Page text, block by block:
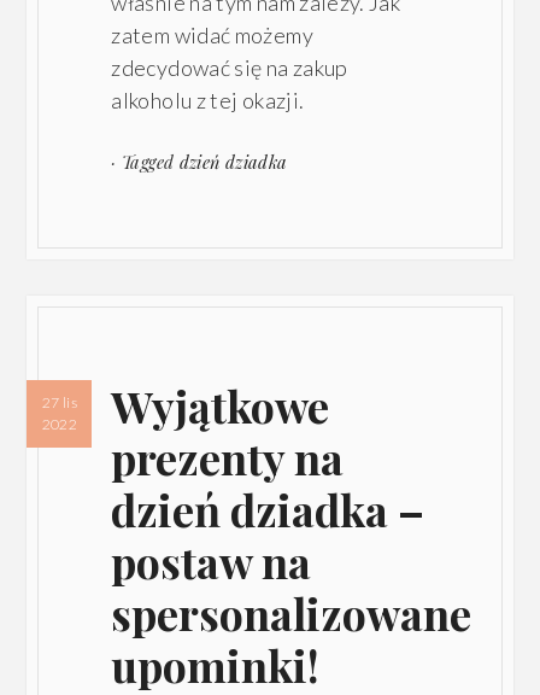
zatem widać możemy
zdecydować się na zakup
alkoholu z tej okazji.
· Tagged dzień dziadka
Wyjątkowe
prezenty na
dzień dziadka –
postaw na
spersonalizowane
upominki!
27 lis
2022